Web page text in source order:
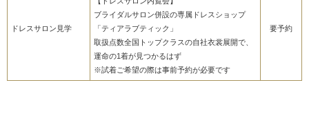
ドレスサロン見学
ブライダルサロン併設の専属ドレスショップ
「ティアラブティック」
取扱点数全国トップクラスの自社衣裳展開で、
運命の1着が見つかるはず
※試着ご希望の際は事前予約が必要です
要予約